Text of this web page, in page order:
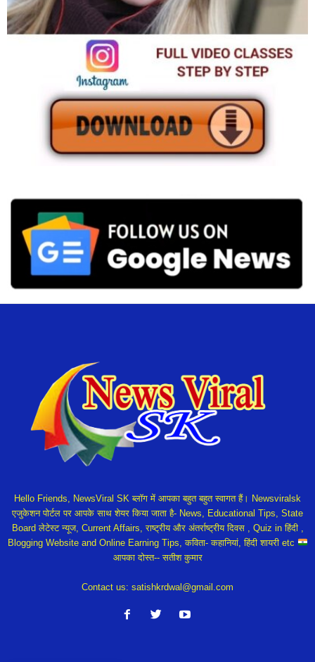
Hello Friends, NewsViral SK ब्लॉग में आपका बहुत बहुत स्वागत हैं। Newsviralsk
एजुकेशन पोर्टल पर आपके साथ शेयर किया जाता है- News, Educational Tips, State
Board लेटेस्ट न्यूज, Current Affairs, राष्ट्रीय और अंतर्राष्ट्रीय दिवस , Quiz in हिंदी ,
Blogging Website and Online Earning Tips, कविता- कहानियां, हिंदी शायरी etc
आपका दोस्त-- सतीश कुमार
Contact us: satishkrdwal@gmail.com